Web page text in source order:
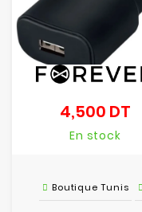
Sécurité
Mobilités
4,500 DT
En stock
Boutique Tunis